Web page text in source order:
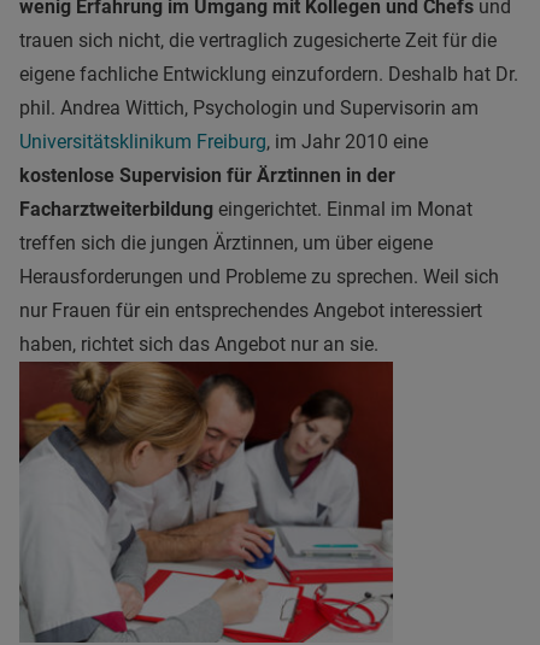
wenig Erfahrung im Umgang mit Kollegen und Chefs und
trauen sich nicht, die vertraglich zugesicherte Zeit für die
eigene fachliche Entwicklung einzufordern. Deshalb hat Dr.
phil. Andrea Wittich, Psychologin und Supervisorin am
Universitätsklinikum Freiburg, im Jahr 2010 eine
kostenlose Supervision für Ärztinnen in der
Facharztweiterbildung eingerichtet. Einmal im Monat
treffen sich die jungen Ärztinnen, um über eigene
Herausforderungen und Probleme zu sprechen. Weil sich
nur Frauen für ein entsprechendes Angebot interessiert
haben, richtet sich das Angebot nur an sie.